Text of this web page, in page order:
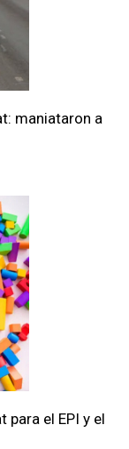
maniataron a
el EPI y el